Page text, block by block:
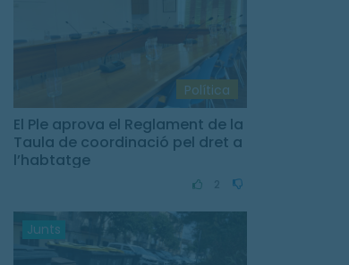
Política
El Ple aprova el Reglament de la
Taula de coordinació pel dret a
l’habtatge
Junts